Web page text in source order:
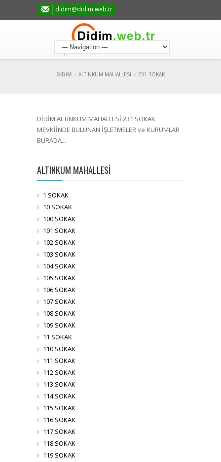
didim@didim.web.tr
DİDİM / ALTINKUM MAHALLESİ / 231 SOKAK
DİDİM ALTINKUM MAHALLESİ 231 SOKAK
MEVKİİNDE BULUNAN İŞLETMELER ve KURUMLAR
BURADA...
ALTINKUM MAHALLESİ
1 SOKAK
10 SOKAK
100 SOKAK
101 SOKAK
102 SOKAK
103 SOKAK
104 SOKAK
105 SOKAK
106 SOKAK
107 SOKAK
108 SOKAK
109 SOKAK
11 SOKAK
110 SOKAK
111 SOKAK
112 SOKAK
113 SOKAK
114 SOKAK
115 SOKAK
116 SOKAK
117 SOKAK
118 SOKAK
119 SOKAK